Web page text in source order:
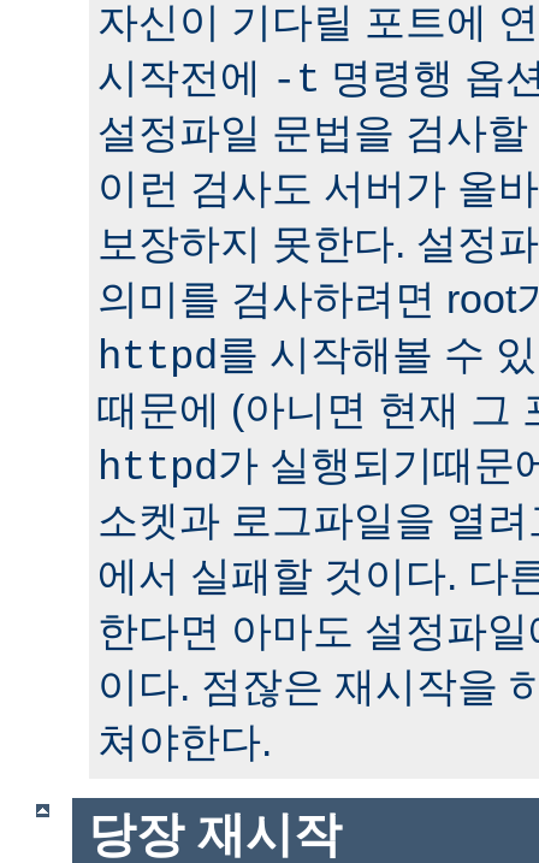
자신이 기다릴 포트에
시작전에
-t 명령행 옵
설정파일 문법을 검사
이런 검사도 서버가 올
보장하지 못한다. 설정
의미를 검사하려면 root
httpd를 시작해볼 수
때문에 (아니면 현재 그
httpd가 실행되기때문
소켓과 로그파일을 열
에서 실패할 것이다. 다
한다면 아마도 설정파
이다. 점잖은 재시작을
쳐야한다.
당장 재시작